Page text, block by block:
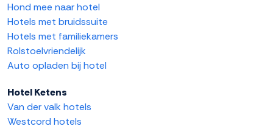
Hond mee naar hotel
Hotels met bruidssuite
Hotels met familiekamers
Rolstoelvriendelijk
Auto opladen bij hotel
Hotel Ketens
Van der valk hotels
Westcord hotels